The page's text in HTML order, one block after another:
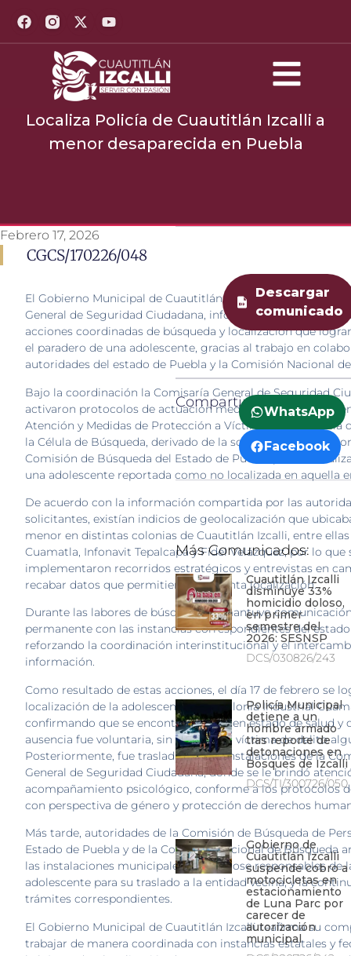
Localiza Policía de Cuautitlán Izcalli a
menor desaparecida en Puebla
Febrero 17, 2026
CGCS/170226/048
El Gobierno Municipal de Cuautitlán Izcalli, a través de la
General de Seguridad Ciudadana, informa a la ciudadanía
acciones coordinadas de búsqueda y localización que
el paradero de una adolescente, gracias al trabajo en
autoridades del estado de Puebla y la Comisión Nacional
Bajo la coordinación la Comisaría General de Seguridad
activaron protocolos de actuación mediante el
Atención y Medidas de Protección a Víctimas de Violencia
la Célula de Búsqueda, derivado de la solicitud de apoyo
Comisión de Búsqueda del Estado de Puebla para la
una adolescente reportada como no localizada en aquella
De acuerdo con la información compartida por las
solicitantes, existían indicios de geolocalización que
menor en distintas colonias de Cuautitlán Izcalli, entre
Cuamatla, Infonavit Tepalcapa y Fidel Velázquez, por lo que
implementaron recorridos estratégicos y entrevistas en
recabar datos que permitieran su pronta localización.
Durante las labores de búsqueda se mantuvo
permanente con las instancias correspondientes del
reforzando la coordinación interinstitucional y el
información.
Como resultado de estas acciones, el día 17 de febrero se
localización de la adolescente en la colonia Industrial
confirmando que se encontraba en buen estado de salud y
ausencia fue voluntaria, sin haber sido víctima de delito
Posteriormente, fue trasladada a las instalaciones de la
General de Seguridad Ciudadana, donde se le brindó
acompañamiento psicológico, conforme a los protocolos
con perspectiva de género y protección de derechos
Más tarde, autoridades de la Comisión de Búsqueda de
Estado de Puebla y de la Comisión Nacional de Búsqueda
las instalaciones municipales, haciéndose responsables de
adolescente para su traslado a la entidad vecina, y la
trámites correspondientes.
El Gobierno Municipal de Cuautitlán Izcalli reafirma su
trabajar de manera coordinada con instancias estatales y
Descargar
comunicado
Compartir:
WhatsApp
Facebook
Más Comunicados:
Cuautitlán Izcalli
disminuye 33%
homicidio doloso,
en primer
semestre del
2026: SESNSP
DCS/030826/243
Policía Municipal
detiene a un
hombre armado
tras reporte de
detonaciones en
Bosques de Izcalli
DCS/TI/300726/050
Gobierno de
Cuautitlán Izcalli
suspende cobro a
motocicletas en
estacionamiento
de Luna Parc por
carecer de
autorización
municipal